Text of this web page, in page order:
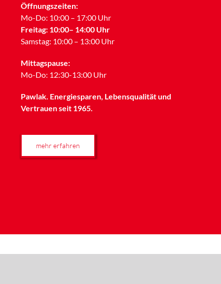
Öffnungszeiten:
Mo-Do: 10:00 – 17:00 Uhr
Freitag: 10:00– 14:00 Uhr
Samstag: 10:00 – 13:00 Uhr
Mittagspause:
Mo-Do: 12:30-13:00 Uhr
Pawlak. Energiesparen, Lebensqualität und
Vertrauen seit 1965.
mehr erfahren